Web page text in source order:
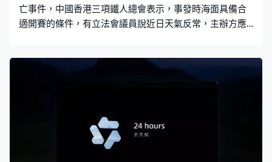
亡事件，中國香港三項鐵人總會表示，事發時海面具備合
適開賽的條件，有立法會議員說近日天氣反常，主辦方應
賽？三項鐵人總會表示，整場賽事開始前現場未有雨，五
公里內沒有雷暴。比賽開始後，天文台6時10分發出黃色
的「55至59歲男子挑戰組」在早上6時20分落水，期間黃
色暴雨警告和雷暴警告生效，大會工作人員約於早上7時